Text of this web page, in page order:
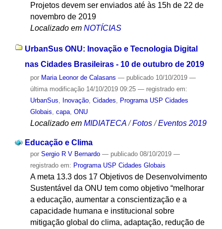
Projetos devem ser enviados até às 15h de 22 de
novembro de 2019
Localizado em NOTÍCIAS
UrbanSus ONU: Inovação e Tecnologia Digital
nas Cidades Brasileiras - 10 de outubro de 2019
por Maria Leonor de Calasans — publicado10/10/2019 —
última modificação14/10/2019 09:25 — registrado em:
UrbanSus, Inovação, Cidades, Programa USP Cidades
Globais, capa, ONU
Localizado em MIDIATECA /Fotos /Eventos 2019
Educação e Clima
por Sergio R V Bernardo — publicado08/10/2019 —
registrado em: Programa USP Cidades Globais
A meta 13.3 dos 17 Objetivos de Desenvolvimento
Sustentável da ONU tem como objetivo “melhorar
a educação, aumentar a conscientização e a
capacidade humana e institucional sobre
mitigação global do clima, adaptação, redução de